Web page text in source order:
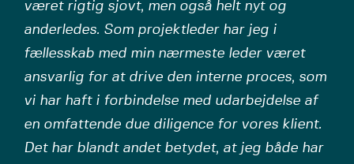
været rigtig sjovt, men også helt nyt og
anderledes. Som projektleder har jeg i
fællesskab med min nærmeste leder været
ansvarlig for at drive den interne proces, som
vi har haft i forbindelse med udarbejdelse af
en omfattende due diligence for vores klient.
Det har blandt andet betydet, at jeg både har